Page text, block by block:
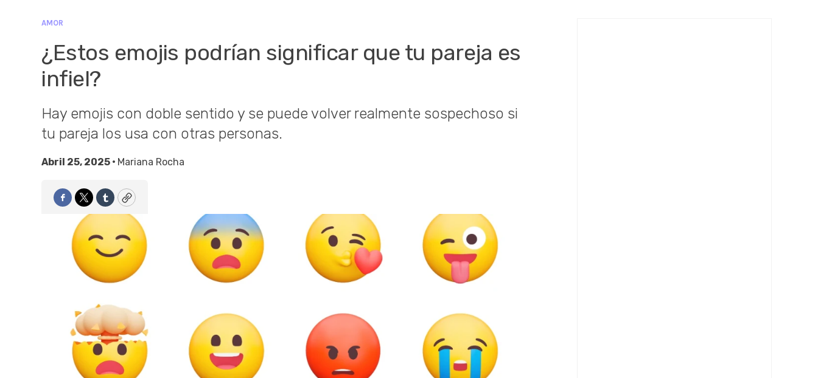
AMOR
¿Estos emojis podrían significar que tu pareja es
infiel?
Hay emojis con doble sentido y se puede volver realmente sospechoso si
tu pareja los usa con otras personas.
Abril 25, 2025 • Mariana Rocha
Facebook
TwitterTumblrCopy